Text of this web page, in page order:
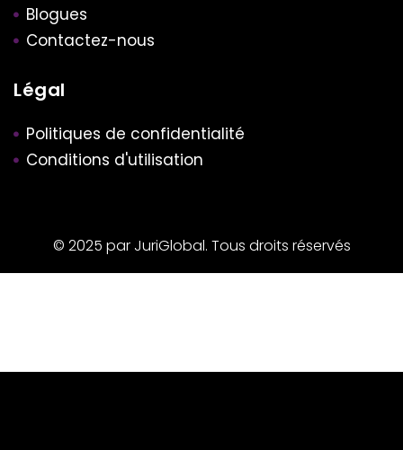
Blogues
Contactez-nous
Légal
Politiques de confidentialité
Conditions d'utilisation
© 2025 par JuriGlobal. Tous droits réservés